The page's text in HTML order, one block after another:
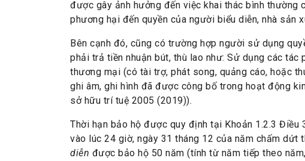
được gây ảnh hưởng đến việc khai thác bình thường
phương hại đến quyền của người biểu diễn, nhà sản
Bên cạnh đó, cũng có trường hợp người sử dụng
phải trả tiền nhuận bút, thù lao như: Sử dụng các tác
thương mại (có tài trợ, phát song, quảng cáo, hoặc
ghi âm, ghi hình đã được công bố trong hoạt động
sở hữu trí tuệ 2005 (2019)).
Thời hạn bảo hộ được quy định tại Khoản 1.2.3
vào lúc 24 giờ, ngày 31 tháng 12 của năm chấm dứt
diễn được bảo hộ 50 năm (tính từ năm tiếp theo